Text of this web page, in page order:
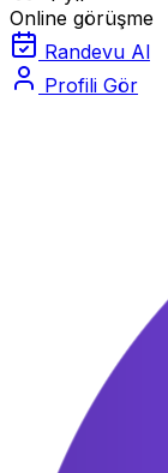
Online görüşme
Randevu Al
Profili Gör